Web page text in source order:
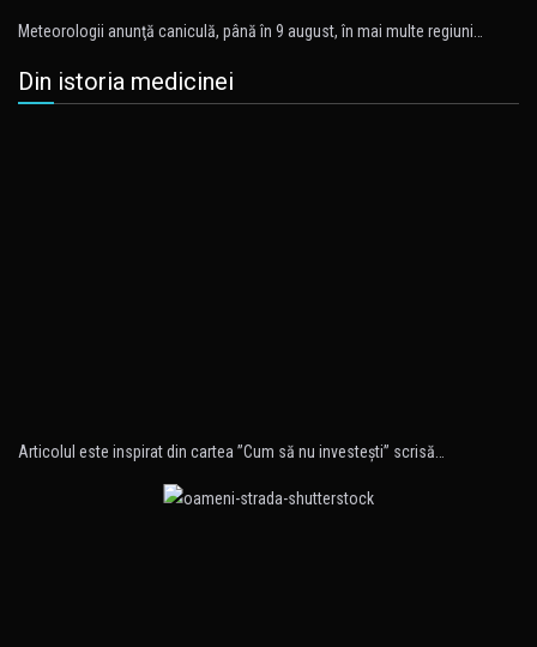
Meteorologii anunţă caniculă, până în 9 august, în mai multe regiuni…
Din istoria medicinei
Articolul este inspirat din cartea ”Cum să nu investeşti” scrisă…